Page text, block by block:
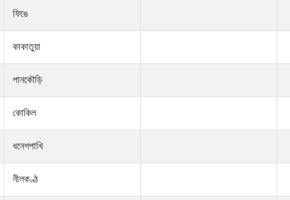
ফিঙে
কাকাতুয়া
পানকৌড়ি
কোকিল
ধনেশপাখি
নীলকণ্ঠ